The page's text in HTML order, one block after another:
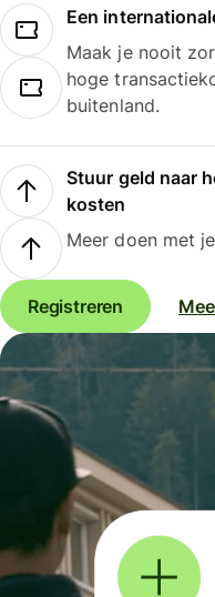
Een
Maak je nooit
hoge
buitenland.
Stuur geld naar
kosten
Meer doen met
Registreren